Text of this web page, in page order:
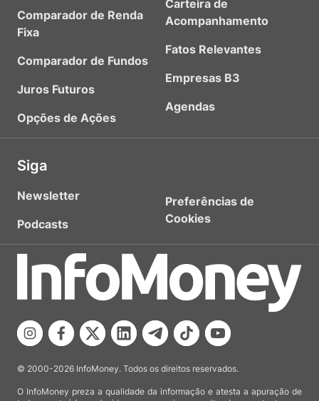
Comparador de Renda
Fixa
Comparador de Fundos
Juros Futuros
Opções de Ações
Carteira de
Acompanhamento
Fatos Relevantes
Empresas B3
Agendas
Siga
Newsletter
Podcasts
Preferências de
Cookies
© 2000-2026 InfoMoney. Todos os direitos reservados.
O InfoMoney preza a qualidade da informação e atesta a apuração de